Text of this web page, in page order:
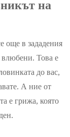
на
още в зададения
влюбени. Това е
до вас,
А ние от
е грижа, която